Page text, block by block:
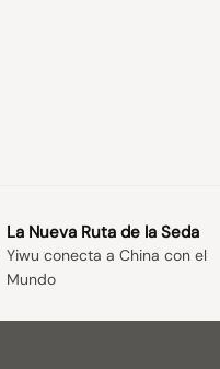
La Nueva Ruta de la Seda
Yiwu conecta a China con el
Mundo